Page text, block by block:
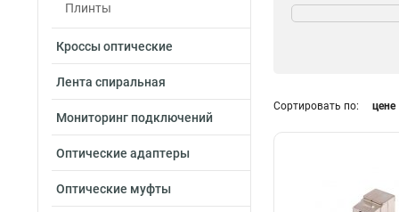
Плинты
Кроссы оптические
Лента спиральная
Мониторинг подключений
Оптические адаптеры
Оптические муфты
Кат5е 27
Прозрачный 0
Серый 3
Красный 1
Схема разводки
Сортировать по: цене